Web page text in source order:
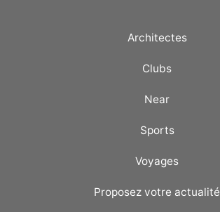
Architectes
Clubs
Near
Sports
Voyages
Proposez votre actualité